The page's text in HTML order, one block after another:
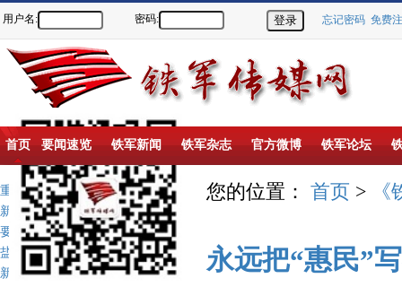
用户名: 密码: 忘记密码 免费
首页 要闻速览 铁军新闻 铁军杂志 官方微博 铁军论坛
重点推荐
新闻动态
要闻速览
盐城新四军纪念馆
新四军历史上的今天
您的位置： 首页 >
永远把“惠民”